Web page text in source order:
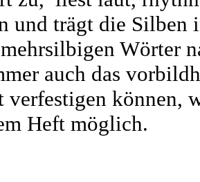
und trägt die Silben
Wörter
auch das
verfestigen können,
Heft möglich.